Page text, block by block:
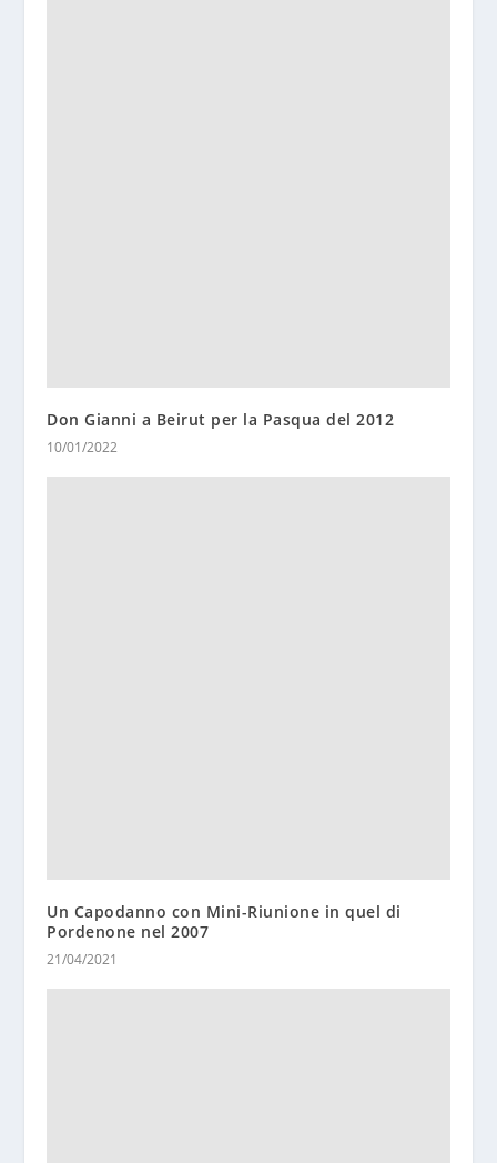
Don Gianni a Beirut per la Pasqua del 2012
10/01/2022
Un Capodanno con Mini-Riunione in quel di
Pordenone nel 2007
21/04/2021